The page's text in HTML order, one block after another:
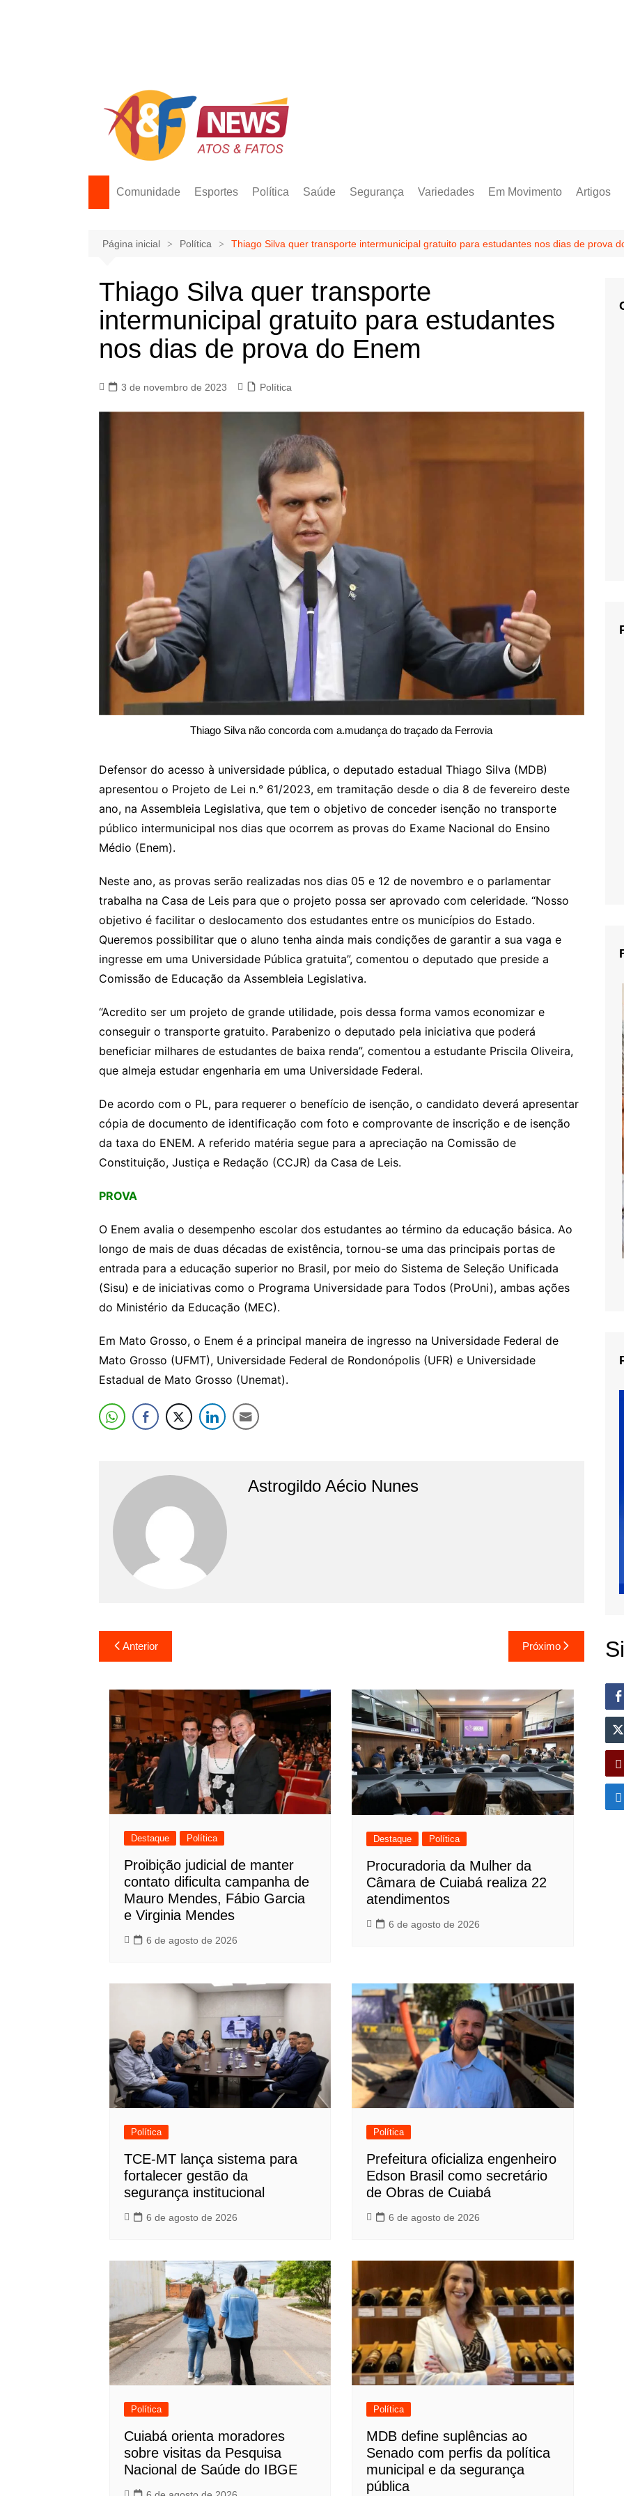
Comunidade Esportes Política Saúde Segurança Variedades Em Movimento Artigos
Página inicial Política Thiago Silva quer transporte intermunicipal gratuito para estudantes nos dias de prova
Thiago Silva quer transporte
intermunicipal gratuito para estudantes
nos dias de prova do Enem
3 de novembro de 2023 Política
Thiago Silva não concorda com a.mudança do traçado da Ferrovia
Defensor do acesso à universidade pública, o deputado estadual Thiago Silva (MDB)
apresentou o Projeto de Lei n.° 61/2023, em tramitação desde o dia 8 de fevereiro deste
ano, na Assembleia Legislativa, que tem o objetivo de conceder isenção no transporte
público intermunicipal nos dias que ocorrem as provas do Exame Nacional do Ensino
Médio (Enem).
Neste ano, as provas serão realizadas nos dias 05 e 12 de novembro e o parlamentar
trabalha na Casa de Leis para que o projeto possa ser aprovado com celeridade. “Nosso
objetivo é facilitar o deslocamento dos estudantes entre os municípios do Estado.
Queremos possibilitar que o aluno tenha ainda mais condições de garantir a sua vaga e
ingresse em uma Universidade Pública gratuita”, comentou o deputado que preside a
Comissão de Educação da Assembleia Legislativa.
“Acredito ser um projeto de grande utilidade, pois dessa forma vamos economizar e
conseguir o transporte gratuito. Parabenizo o deputado pela iniciativa que poderá
beneficiar milhares de estudantes de baixa renda”, comentou a estudante Priscila Oliveira,
que almeja estudar engenharia em uma Universidade Federal.
De acordo com o PL, para requerer o benefício de isenção, o candidato deverá apresentar
cópia de documento de identificação com foto e comprovante de inscrição e de isenção
da taxa do ENEM. A referido matéria segue para a apreciação na Comissão de
Constituição, Justiça e Redação (CCJR) da Casa de Leis.
PROVA
O Enem avalia o desempenho escolar dos estudantes ao término da educação básica. Ao
longo de mais de duas décadas de existência, tornou-se uma das principais portas de
entrada para a educação superior no Brasil, por meio do Sistema de Seleção Unificada
(Sisu) e de iniciativas como o Programa Universidade para Todos (ProUni), ambas ações
do Ministério da Educação (MEC).
Em Mato Grosso, o Enem é a principal maneira de ingresso na Universidade Federal de
Mato Grosso (UFMT), Universidade Federal de Rondonópolis (UFR) e Universidade
Estadual de Mato Grosso (Unemat).
Astrogildo Aécio Nunes
Navegação
de
Post
Anterior Próximo
Destaque Política
Proibição judicial de manter
contato dificulta campanha de
Mauro Mendes, Fábio Garcia
e Virginia Mendes
6 de agosto de 2026
Destaque Política
Procuradoria da Mulher da
Câmara de Cuiabá realiza 22
atendimentos
6 de agosto de 2026
Política
TCE-MT lança sistema para
fortalecer gestão da
segurança institucional
6 de agosto de 2026
Política
Prefeitura oficializa engenheiro
Edson Brasil como secretário
de Obras de Cuiabá
6 de agosto de 2026
Política
Cuiabá orienta moradores
sobre visitas da Pesquisa
Nacional de Saúde do IBGE
Política
MDB define suplências ao
Senado com perfis da política
municipal e da segurança
pública